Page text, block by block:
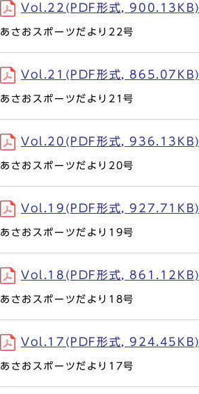
Vol.22(PDF形式, 900.13KB)
あさおスポーツだより22号
Vol.21(PDF形式, 865.07KB)
あさおスポーツだより21号
Vol.20(PDF形式, 936.13KB)
あさおスポーツだより20号
Vol.19(PDF形式, 927.71KB)
あさおスポーツだより19号
Vol.18(PDF形式, 861.12KB)
あさおスポーツだより18号
Vol.17(PDF形式, 924.45KB)
あさおスポーツだより17号